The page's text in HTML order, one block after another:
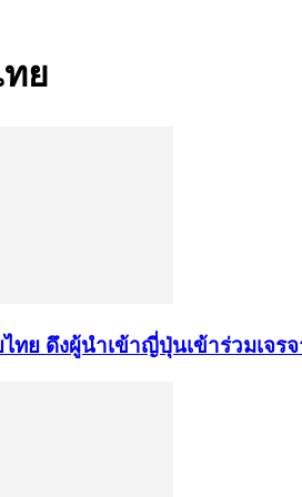
ย
ทย ดึงผู้นำเข้าญี่ปุ่นเข้าร่วมเจร